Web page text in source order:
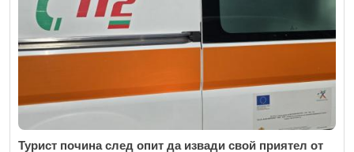
Турист почина след опит да извади свой приятел от